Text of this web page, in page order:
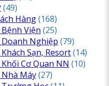
(49)
Hàng(168)
Viện (25)
Doanh Nghiệp (79)
Sạn, Resort(14)
Cơ Quan NN (10)
Nhà Máy(27)